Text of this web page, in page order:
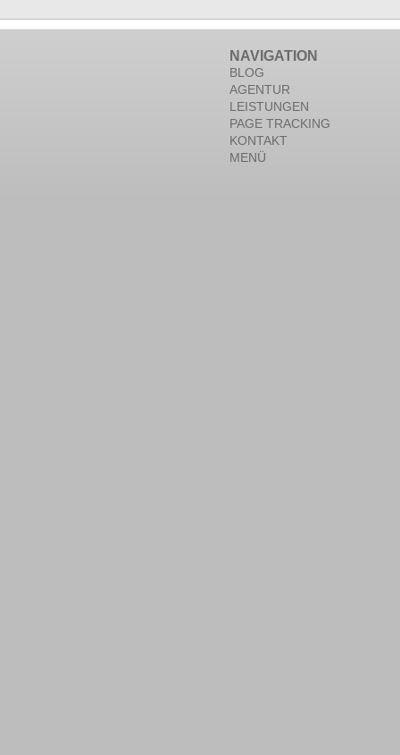
NAVIGATION
BLOG
AGENTUR
LEISTUNGEN
PAGE TRACKING
KONTAKT
MENÜ